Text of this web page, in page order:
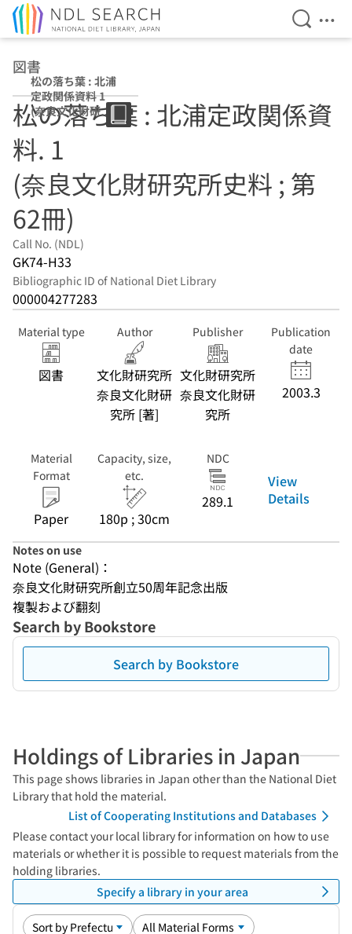
Open
図書
松の落ち葉 : 北浦
定政関係資料 1
(奈良文化財研究
所史料 ; 第62冊)
松の落ち葉 : 北浦定政関係資
料. 1
(奈良文化財研究所史料 ; 第
62冊)
Call No. (NDL)
GK74-H33
Bibliographic ID of National Diet Library
000004277283
Material type
図書
Author
文化財研究所
奈良文化財研
究所 [著]
Publisher
文化財研究所
奈良文化財研
究所
Publication
date
2003.3
Material
Format
Paper
Capacity, size,
etc.
180p ; 30cm
NDC
289.1
View
Details
Notes on use
Note (General)：
奈良文化財研究所創立50周年記念出版
複製および翻刻
Search by Bookstore
Search by Bookstore
Holdings of Libraries in Japan
This page shows libraries in Japan other than the National Diet
Library that hold the material.
List of Cooperating Institutions and Databases
Please contact your local library for information on how to use
materials or whether it is possible to request materials from the
holding libraries.
Specify a library in your area